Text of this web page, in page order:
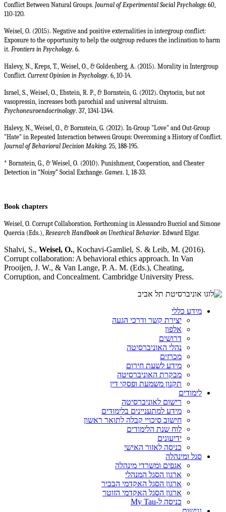
Conflict Between Natural Groups. Journal of Experimental Social Psychology. 60,
110-120.
Weisel, O. (2015). Negative and positive externalities in intergroup conflict:
Exposure to the opportunity to help the outgroup reduces the inclination to harm
it. Frontiers in Psychology. 6.
Halevy, N., Kreps, T., Weisel, O., & Goldenberg, A. (2015). Morality in Intergroup
Conflict. Current Opinion in Psychology. 6, 10-14.
Israel, S., Weisel, O., Ebstein, R. P., & Bornstein, G. (2012). Oxytocin, but not
vasopressin, increases both parochial and universal altruism.
Psychoneuroendocrinology. 37, 1341-1344.
Halevy, N., Weisel, O., & Bornstein, G. (2012). In-Group "Love" and Out-Group
"Hate" in Repeated Interaction between Groups: Overcoming a History of Conflict.
Journal of Behavioral Decision Making. 25, 188-195.
* Bornstein, G., & Weisel, O. (2010). Punishment, Cooperation, and Cheater
Detection in “Noisy” Social Exchange. Games. 1, 18-33.
Book chapters
Weisel, O. Corrupt Collaboration. Forthcoming in Alessandro Bucciol and Simone
Quercia (Eds.), Research Handbook on Unethical Behavior. Edward Elgar.
Shalvi, S., Weisel, O., Kochavi-Gamliel, S. & Leib, M. (2016).
Corrupt collaboration: A behavioral ethics approach. In Van
Prooijen, J. W., & Van Lange, P. A. M. (Eds.), Cheating,
Corruption, and Concealment. Cambridge University Press.
מידע כללי
יצירת קשר ודרכי הגעה
אלפון
דרושים
נהלי האוניברסיטה
מכרזים
מידע לשעת חירום
מבקרת האוניברסיטה
תקנון משמעת ופסקי דין
לימודים
רישום לאוניברסיטה
מידע למתעניינים בלימודים
חישוב סיכויי קבלה לתואר ראשון
לוח שנת הלימודים
ידיעונים
כניסה לאזור האישי
סגל ומינהלה
אגפים ומשרדי מינהלה
ארגון הסגל המנהלי
ארגון הסגל האקדמי הבכיר
ארגון הסגל האקדמי הזוטר
כניסה ל-My Tau